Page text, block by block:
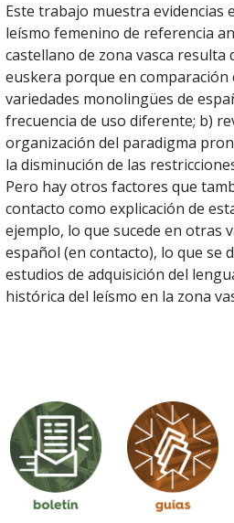
Este trabajo muestra evidencias
leísmo femenino de referencia
castellano de zona vasca resulta
euskera porque en comparación
variedades monolingües de
frecuencia de uso diferente; b)
organización del paradigma
la disminución de las
Pero hay otros factores que
contacto como explicación de
ejemplo, lo que sucede en otras
español (en contacto), lo que se
estudios de adquisición del
histórica del leísmo en la zona